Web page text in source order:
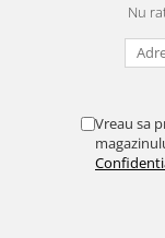
Nu
Vreau sa